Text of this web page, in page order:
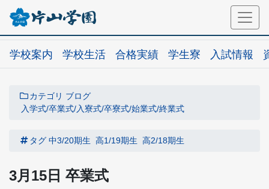
学校案内 学校生活 合格実績 学生寮 入試情報
カテゴリ ブログ
入学式/卒業式/入寮式/卒寮式/始業式/終業式
タグ 中3/20期生 高1/19期生 高2/18期生
3月15日 卒業式